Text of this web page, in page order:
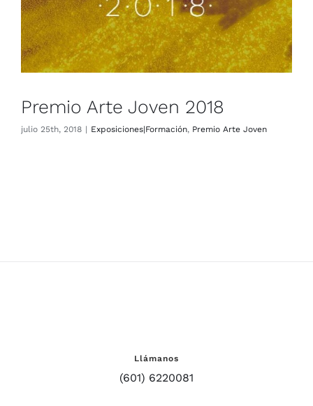
Premio Arte Joven 2018
julio 25th, 2018 | Exposiciones|Formación, Premio Arte Joven
Llámanos
(601) 6220081